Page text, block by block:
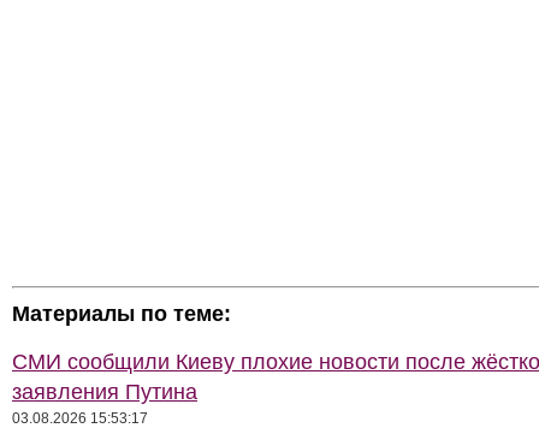
Материалы по теме:
СМИ сообщили Киеву плохие новости после
заявления Путина
03.08.2026 15:53:17